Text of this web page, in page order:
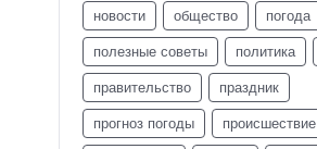
новости общество погода
полезные советы политика
правительство праздник
прогноз погоды происшествие